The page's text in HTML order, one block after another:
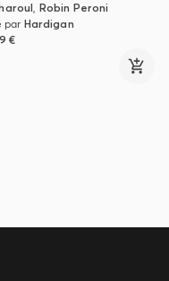
, Robin Peroni
par Hardigan
€